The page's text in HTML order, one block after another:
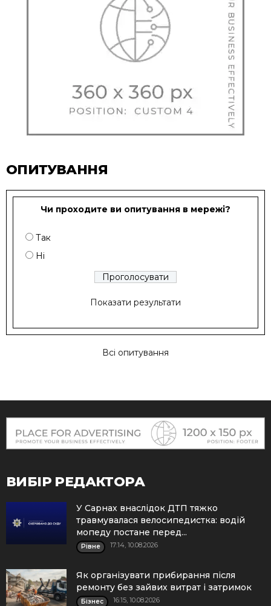
ОПИТУВАННЯ
Чи проходите ви опитування в мережі?
Так
Ні
Показати результати
Всі опитування
ВИБІР РЕДАКТОРА
У Сарнах внаслідок ДТП тяжко
травмувалася велосипедистка: водій
мопеду постане перед...
Рівне 17:14, 10.08.2026
Як організувати прибирання після
ремонту без зайвих витрат і затримок
Бізнес 16:15, 10.08.2026